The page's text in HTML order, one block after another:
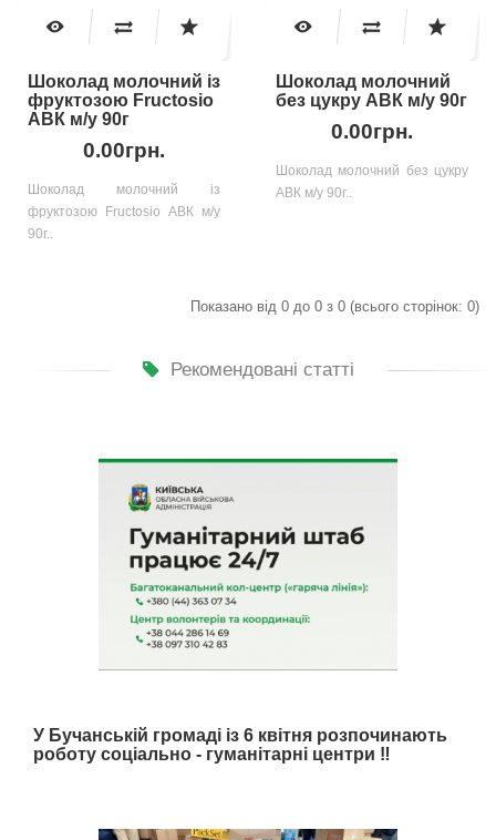
Шоколад молочний із
фруктозою Fructosio
АВК м/у 90г
0.00грн.
Шоколад молочний із
фруктозою Fructosio АВК м/у
90г..
Шоколад молочний
без цукру АВК м/у 90г
0.00грн.
Шоколад молочний без цукру
АВК м/у 90г..
Показано від 0 до 0 з 0 (всього сторінок: 0)
Рекомендовані статті
У Бучанській громаді із 6 квітня розпочинають
роботу соціально - гуманітарні центри ‼️